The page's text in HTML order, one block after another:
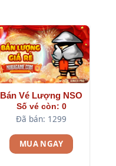
Bán Vé Lượng NSO
Số vé còn: 0
Đã bán: 1299
MUA NGAY